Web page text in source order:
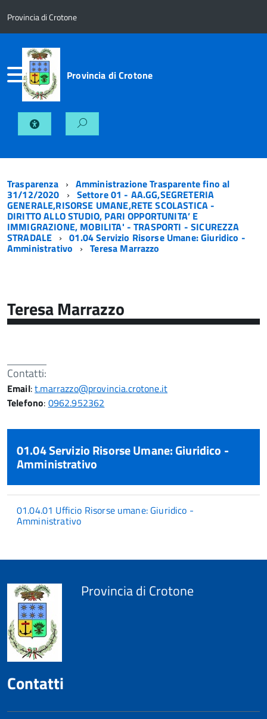
Provincia di Crotone
Provincia di Crotone
Trasparenza Amministrazione Trasparente fino al
31/12/2020 Settore 01 - AA.GG,SEGRETERIA
GENERALE,RISORSE UMANE,RETE SCOLASTICA -
DIRITTO ALLO STUDIO, PARI OPPORTUNITA’ E
IMMIGRAZIONE, MOBILITA' - TRASPORTI - SICUREZZA
STRADALE 01.04 Servizio Risorse Umane: Giuridico -
Amministrativo Teresa Marrazzo
Teresa Marrazzo
Contatti:
Email:t.marrazzo@provincia.crotone.it
Telefono: 0962.952362
01.04 Servizio Risorse Umane: Giuridico -
Amministrativo
01.04.01 Ufficio Risorse umane: Giuridico -
Amministrativo
del
Provincia di Crotone
Contatti